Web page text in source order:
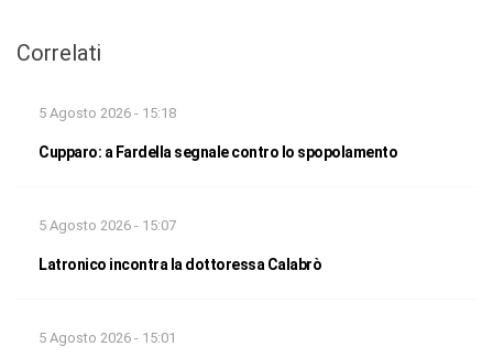
Correlati
5 Agosto 2026 - 15:18
Cupparo: a Fardella segnale contro lo spopolamento
5 Agosto 2026 - 15:07
Latronico incontra la dottoressa Calabrò
5 Agosto 2026 - 15:01